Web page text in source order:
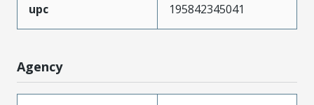
upc 195842345041
Agency